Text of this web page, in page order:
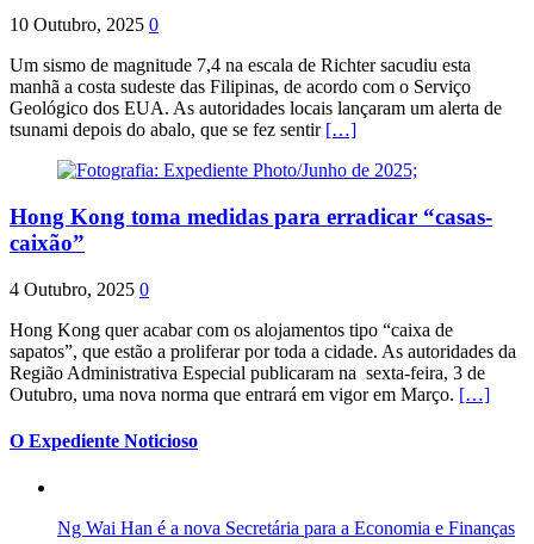
10 Outubro, 2025 0
Um sismo de magnitude 7,4 na escala de Richter sacudiu esta
manhã a costa sudeste das Filipinas, de acordo com o Serviço
Geológico dos EUA. As autoridades locais lançaram um alerta de
tsunami depois do abalo, que se fez sentir […]
Hong Kong toma medidas para erradicar “casas-
caixão”
4 Outubro, 2025 0
Hong Kong quer acabar com os alojamentos tipo “caixa de
sapatos”, que estão a proliferar por toda a cidade. As autoridades da
Região Administrativa Especial publicaram na sexta-feira, 3 de
Outubro, uma nova norma que entrará em vigor em Março. […]
O Expediente Noticioso
Ng Wai Han é a nova Secretária para a Economia e Finanças